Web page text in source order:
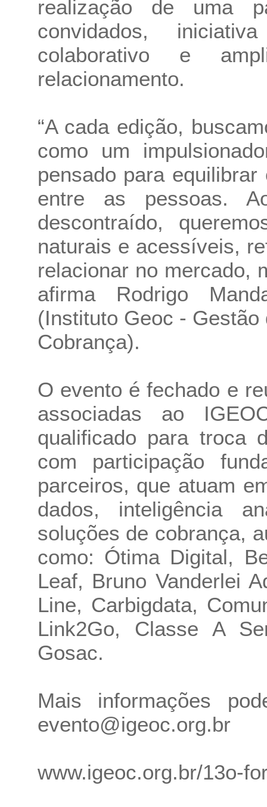
realização de uma
convidados,
colaborativo e
relacionamento.
“A cada edição,
como um
pensado para
entre as pessoas.
descontraído,
naturais e acessíveis,
relacionar no mercado,
afirma Rodrigo
(Instituto Geoc -
Cobrança).
O evento é fechado e
associadas ao
qualificado para troca
com participação
parceiros, que atuam
dados, inteligência
soluções de cobrança,
como: Ótima Digital,
Leaf, Bruno Vanderlei
Line, Carbigdata,
Link2Go, Classe A
Gosac.
Mais informações
evento@igeoc.org.br
www.igeoc.org.br/13o-